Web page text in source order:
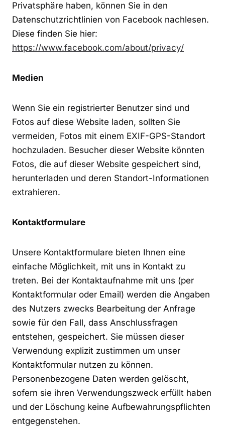
Privatsphäre haben, können Sie in den
Datenschutzrichtlinien von Facebook nachlesen.
Diese finden Sie hier:
https://www.facebook.com/about/privacy/
Medien
Wenn Sie ein registrierter Benutzer sind und
Fotos auf diese Website laden, sollten Sie
vermeiden, Fotos mit einem EXIF-GPS-Standort
hochzuladen. Besucher dieser Website könnten
Fotos, die auf dieser Website gespeichert sind,
herunterladen und deren Standort-Informationen
extrahieren.
Kontaktformulare
Unsere Kontaktformulare bieten Ihnen eine
einfache Möglichkeit, mit uns in Kontakt zu
treten. Bei der Kontaktaufnahme mit uns (per
Kontaktformular oder Email) werden die Angaben
des Nutzers zwecks Bearbeitung der Anfrage
sowie für den Fall, dass Anschlussfragen
entstehen, gespeichert. Sie müssen dieser
Verwendung explizit zustimmen um unser
Kontaktformular nutzen zu können.
Personenbezogene Daten werden gelöscht,
sofern sie ihren Verwendungszweck erfüllt haben
und der Löschung keine Aufbewahrungspflichten
entgegenstehen.